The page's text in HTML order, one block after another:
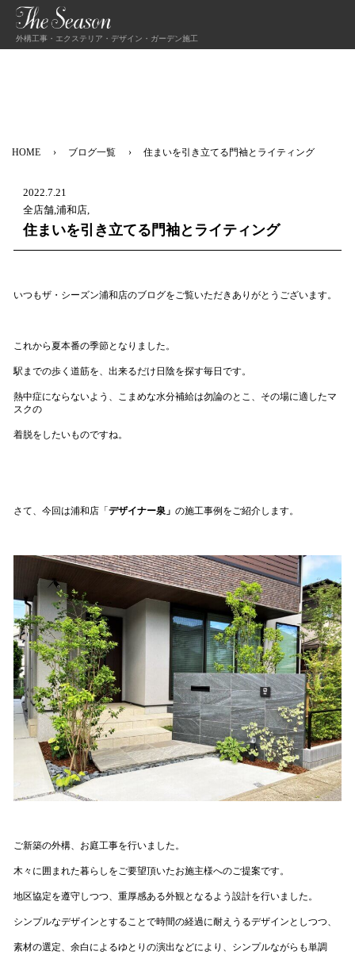
外構工事・エクステリア・デザイン・ガーデン施工
HOME ブログ一覧 住まいを引き立てる門袖とライティング
2022.7.21
全店舗,浦和店,
住まいを引き立てる門袖とライティング
いつもザ・シーズン浦和店のブログをご覧いただきありがとうございます。
これから夏本番の季節となりました。
駅までの歩く道筋を、出来るだけ日陰を探す毎日です。
熱中症にならないよう、こまめな水分補給は勿論のとこ、その場に適したマ
スクの
着脱をしたいものですね。
さて、今回は浦和店「デザイナー泉」 の施工事例をご紹介します。
ご新築の外構、お庭工事を行いました。
木々に囲まれた暮らしをご要望頂いたお施主様へのご提案です。
地区協定を遵守しつつ、重厚感ある外観となるよう設計を行いました。
シンプルなデザインとすることで時間の経過に耐えうるデザインとしつつ、
素材の選定、余白によるゆとりの演出などにより、シンプルながらも単調